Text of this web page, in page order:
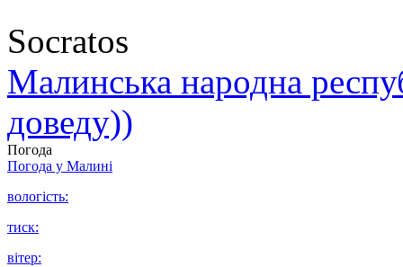
Socratos
Малинська народна
доведу))
Погода
Погода у Малині
вологість:
тиск:
вітер: